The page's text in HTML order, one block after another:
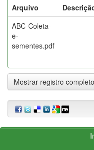
Arquivo
ABC-Coleta-
e-
sementes.pdf
Mostrar registro